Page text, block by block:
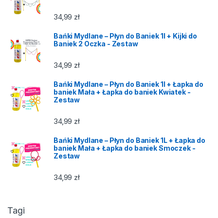
34,99 zł
Bańki Mydlane – Płyn do Baniek 1l + Kijki do
Baniek 2 Oczka - Zestaw
34,99 zł
Bańki Mydlane – Płyn do Baniek 1l + Łapka do
baniek Mała + Łapka do baniek Kwiatek -
Zestaw
34,99 zł
Bańki Mydlane – Płyn do Baniek 1L + Łapka do
baniek Mała + Łapka do baniek Smoczek -
Zestaw
34,99 zł
Tagi